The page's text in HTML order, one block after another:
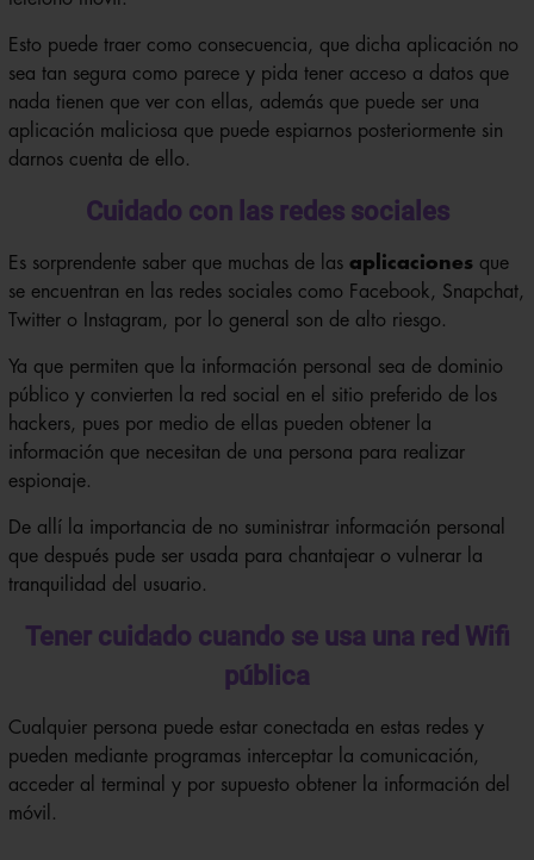
Esto puede traer como consecuencia, que dicha aplicación no
sea tan segura como parece y pida tener acceso a datos que
nada tienen que ver con ellas, además que puede ser una
aplicación maliciosa que puede espiarnos posteriormente sin
darnos cuenta de ello.
Cuidado con las redes sociales
Es sorprendente saber que muchas de las aplicacionesque
se encuentran en las redes sociales como Facebook, Snapchat,
Twitter o Instagram, por lo general son de alto riesgo.
Ya que permiten que la información personal sea de dominio
público y convierten la red social en el sitio preferido de los
hackers, pues por medio de ellas pueden obtener la
información que necesitan de una persona para realizar
espionaje.
De allí la importancia de no suministrar información personal
que después pude ser usada para chantajear o vulnerar la
tranquilidad del usuario.
Tener cuidado cuando se usa una red Wifi
pública
Cualquier persona puede estar conectada en estas redes y
pueden mediante programas interceptar la comunicación,
acceder al terminal y por supuesto obtener la información del
móvil.